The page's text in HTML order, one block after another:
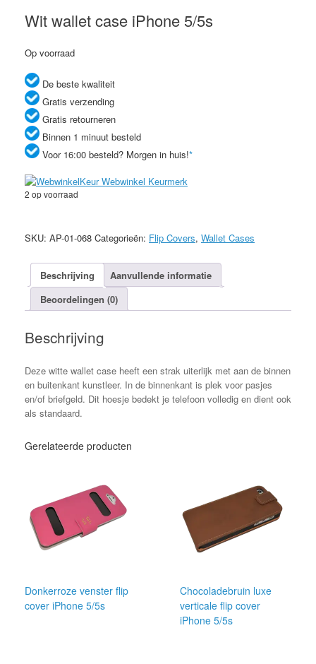
Wit wallet case iPhone 5/5s
Op voorraad
De beste kwaliteit
Gratis verzending
Gratis retourneren
Binnen 1 minuut besteld
Voor 16:00 besteld? Morgen in huis!*
2 op voorraad
wallet
case
5/5s
aantal
SKU: AP-01-068 Categorieën: Flip Covers, Wallet Cases
Beschrijving
Aanvullende informatie
Beoordelingen (0)
Beschrijving
Deze witte wallet case heeft een strak uiterlijk met aan de binnen
en buitenkant kunstleer. In de binnenkant is plek voor pasjes
en/of briefgeld. Dit hoesje bedekt je telefoon volledig en dient ook
als standaard.
Gerelateerde producten
Donkerroze venster flip
cover iPhone 5/5s
Chocoladebruin luxe
verticale flip cover
iPhone 5/5s